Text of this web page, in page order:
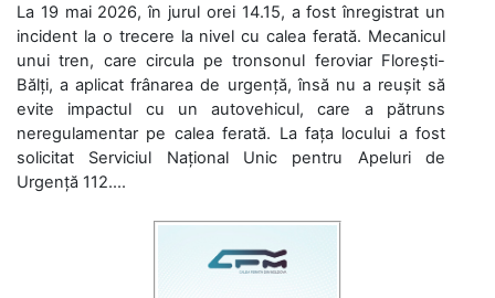
La 19 mai 2026, în jurul orei 14.15, a fost înregistrat un
incident la o trecere la nivel cu calea ferată. Mecanicul
unui tren, care circula pe tronsonul feroviar Florești-
Bălți, a aplicat frânarea de urgență, însă nu a reușit să
evite impactul cu un autovehicul, care a pătruns
neregulamentar pe calea ferată. La fața locului a fost
solicitat Serviciul Național Unic pentru Apeluri de
Urgență 112....